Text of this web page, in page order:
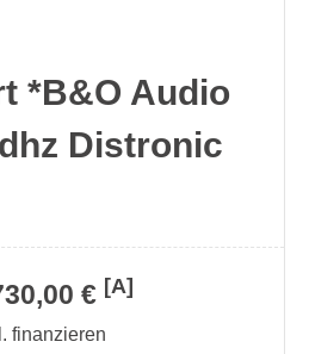
*B&O Audio
Distronic
€ [A]
finanzieren